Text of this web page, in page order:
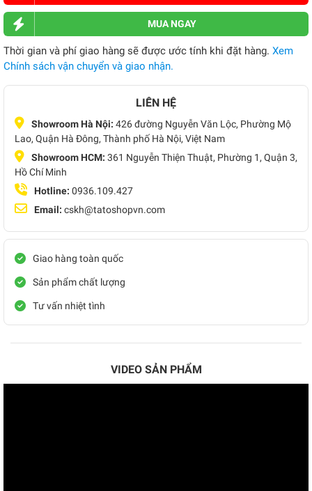
MUA NGAY
Thời gian và phí giao hàng sẽ được ước tính khi đặt hàng. Xem
Chính sách vận chuyển và giao nhận.
LIÊN HỆ
Showroom Hà Nội: 426 đường Nguyễn Văn Lộc, Phường Mộ
Lao, Quận Hà Đông, Thành phố Hà Nội, Việt Nam
Showroom HCM: 361 Nguyễn Thiện Thuật, Phường 1, Quận 3,
Hồ Chí Minh
Hotline: 0936.109.427
Email: cskh@tatoshopvn.com
Giao hàng toàn quốc
Sản phẩm chất lượng
Tư vấn nhiệt tình
VIDEO SẢN PHẨM